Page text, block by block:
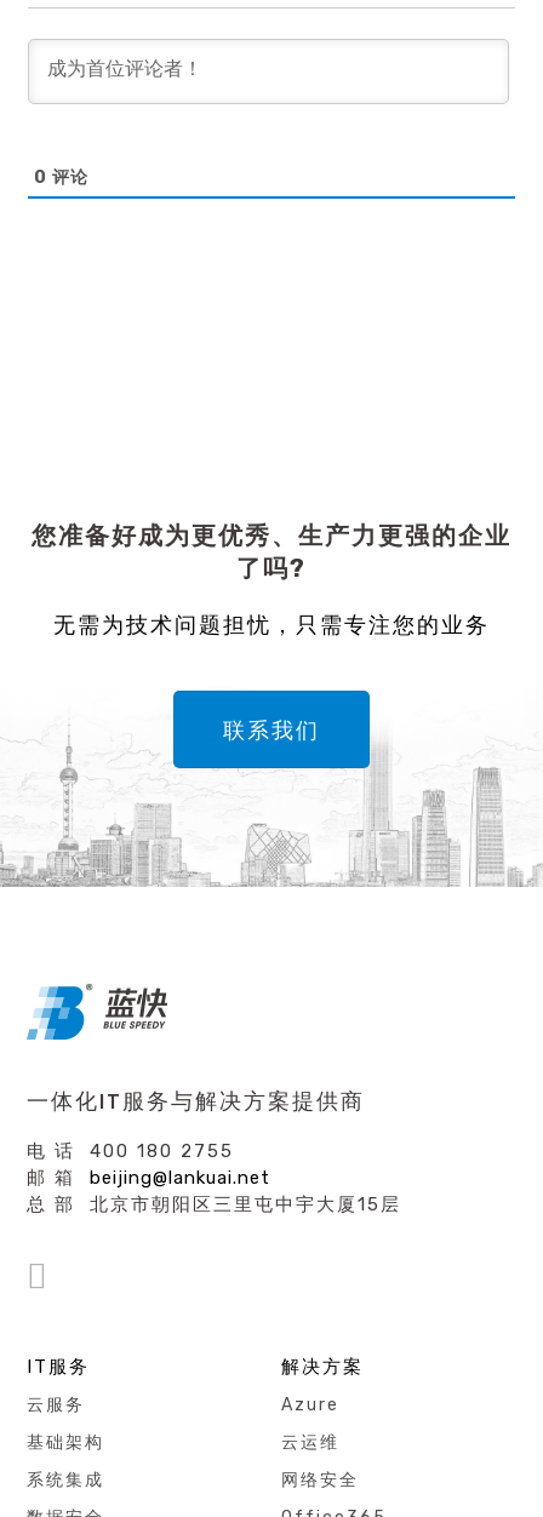
0 评论
您准备好成为更优秀、生产力更强的企业
了吗?
无需为技术问题担忧，只需专注您的业务
联系我们
一体化IT服务与解决方案提供商
电 话 400 180 2755
邮 箱beijing@lankuai.net
总 部 北京市朝阳区三里屯中宇大厦15层
IT服务
云服务
基础架构
系统集成
解决方案
Azure
云运维
网络安全